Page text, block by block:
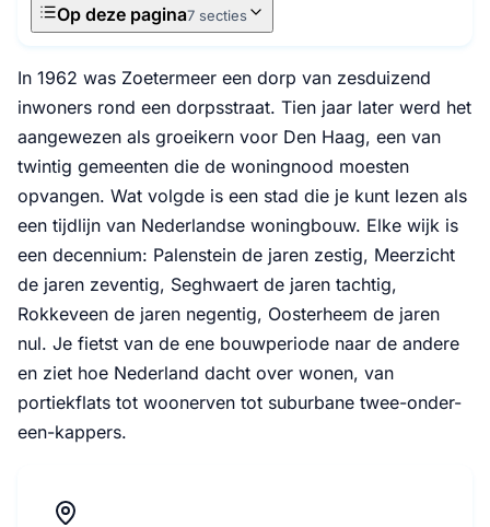
Op deze pagina7 secties
In 1962 was Zoetermeer een dorp van zesduizend
inwoners rond een dorpsstraat. Tien jaar later werd het
aangewezen als groeikern voor Den Haag, een van
twintig gemeenten die de woningnood moesten
opvangen. Wat volgde is een stad die je kunt lezen als
een tijdlijn van Nederlandse woningbouw. Elke wijk is
een decennium: Palenstein de jaren zestig, Meerzicht
de jaren zeventig, Seghwaert de jaren tachtig,
Rokkeveen de jaren negentig, Oosterheem de jaren
nul. Je fietst van de ene bouwperiode naar de andere
en ziet hoe Nederland dacht over wonen, van
portiekflats tot woonerven tot suburbane twee-onder-
een-kappers.